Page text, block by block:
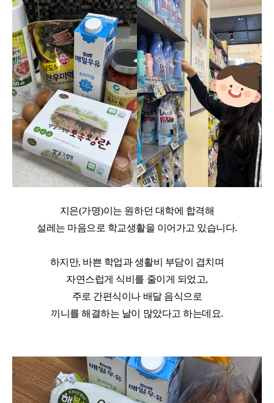
지은(가명)이는 원하던 대학에 합격해
설레는 마음으로 학교생활을 이어가고 있습니다.
하지만, 바쁜 학업과 생활비 부담이 겹치며
자연스럽게 식비를 줄이게 되었고,
주로 간편식이나 배달 음식으로
끼니를 해결하는 날이 많았다고 하는데요.